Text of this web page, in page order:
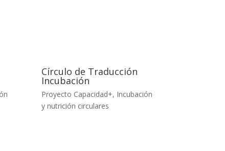
Círculo de Traducción
Incubación
Proyecto Capacidad+, Incubación
y nutrición circulares